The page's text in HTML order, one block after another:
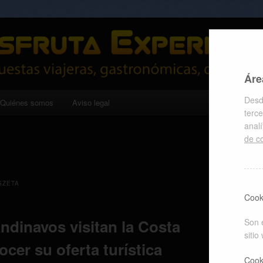
Quiénes somos Aviso legal
visitan la Costa
su oferta turística
de
Son
sitio